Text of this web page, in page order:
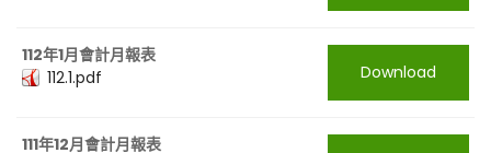
112年1月會計月報表
112.1.pdf
Download
111年12月會計月報表